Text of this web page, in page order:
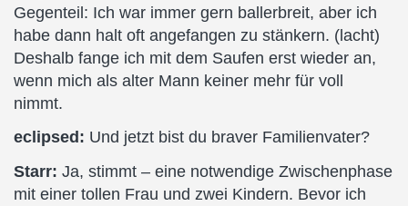
Gegenteil: Ich war immer gern ballerbreit, aber ich
habe dann halt oft angefangen zu stänkern. (lacht)
Deshalb fange ich mit dem Saufen erst wieder an,
wenn mich als alter Mann keiner mehr für voll
nimmt.
eclipsed: Und jetzt bist du braver Familienvater?
Starr: Ja, stimmt – eine notwendige Zwischenphase
mit einer tollen Frau und zwei Kindern. Bevor ich